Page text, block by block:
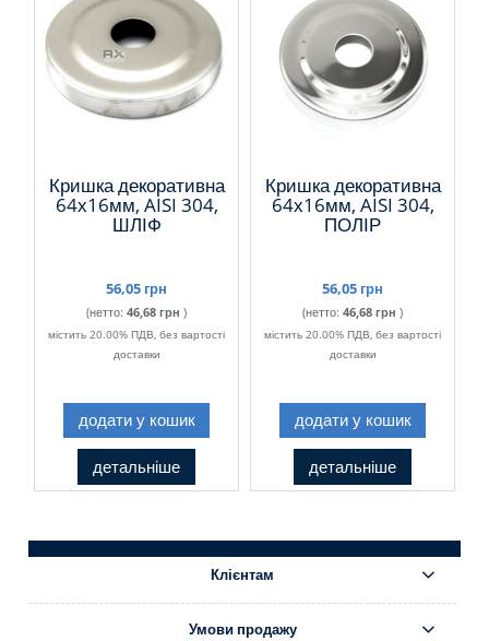
Кришка декоративна
64х16мм, AISI 304,
ШЛІФ
56,05 грн
(нетто: 46,68 грн )
містить 20.00% ПДВ, без вартості
доставки
додати у кошик
детальніше
Кришка декоративна
64х16мм, AISI 304,
ПОЛІР
56,05 грн
(нетто: 46,68 грн )
містить 20.00% ПДВ, без вартості
доставки
додати у кошик
детальніше
Клієнтам
Умови продажу